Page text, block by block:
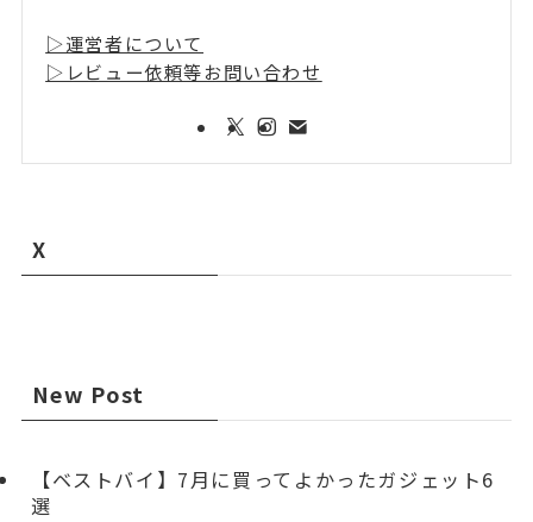
▷運営者について
▷レビュー依頼等お問い合わせ
X
New Post
【ベストバイ】7月に買ってよかったガジェット6
選